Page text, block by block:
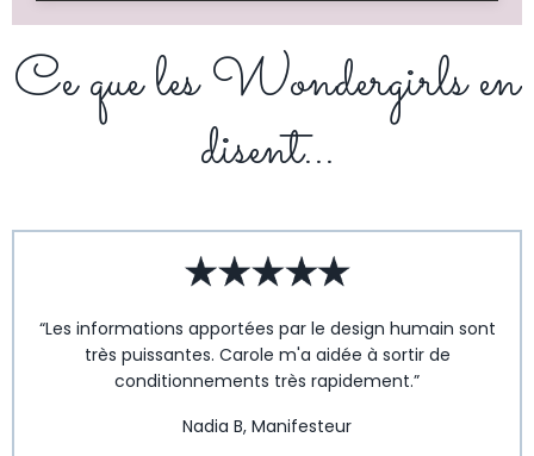
Ce que les Wondergirls en
disent...
“Les informations apportées par le design humain sont
très puissantes. Carole m'a aidée à sortir de
conditionnements très rapidement.”
Nadia B, Manifesteur